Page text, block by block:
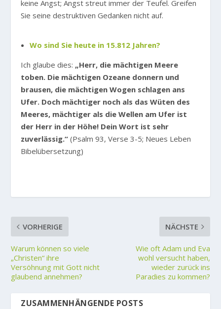
keine Angst; Angst streut immer der Teufel. Greifen
Sie seine destruktiven Gedanken nicht auf.
Wo sind Sie heute in 15.812 Jahren?
Ich glaube dies: „Herr, die mächtigen Meere
toben. Die mächtigen Ozeane donnern und
brausen, die mächtigen Wogen schlagen ans
Ufer. Doch mächtiger noch als das Wüten des
Meeres, mächtiger als die Wellen am Ufer ist
der Herr in der Höhe! Dein Wort ist sehr
zuverlässig.“ (Psalm 93, Verse 3-5; Neues Leben
Bibelübersetzung)
VORHERIGE
Warum können so viele
„Christen“ ihre
Versöhnung mit Gott nicht
glaubend annehmen?
NÄCHSTE
Wie oft Adam und Eva
wohl versucht haben,
wieder zurück ins
Paradies zu kommen?
ZUSAMMENHÄNGENDE POSTS